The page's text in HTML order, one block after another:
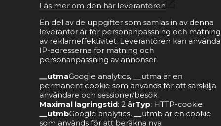
Läs mer om den här leverantören
En del av de uppgifter som samlas in av denna
leverantör är för personanpassning och mätning
av reklameffektivitet. Leverantören kan använda
IP-adresserna för mätning och
personanpassning av annonser.
__utmaGoogle analytics, __utma är en
permanent cookie som används för att särskilja
användare och sessioner/besök.
Maximal lagringstid: 2 årTyp: HTTP-cookie
__utmbGoogle analytics, __utmb är en cookie
som används för att beräkna nya